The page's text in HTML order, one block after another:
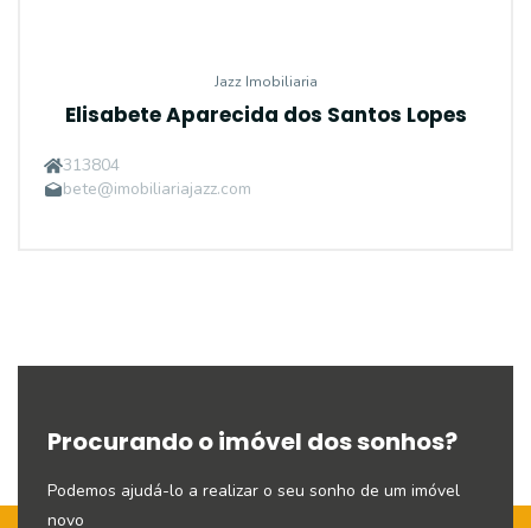
Jazz Imobiliaria
Elisabete Aparecida dos Santos Lopes
313804
bete@imobiliariajazz.com
Procurando o imóvel dos sonhos?
Podemos ajudá-lo a realizar o seu sonho de um imóvel
novo